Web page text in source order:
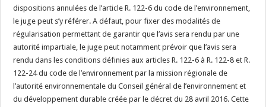
dispositions annulées de l’article R. 122-6 du code de l’environnement,
le juge peut s’y référer. A défaut, pour fixer des modalités de
régularisation permettant de garantir que l’avis sera rendu par une
autorité impartiale, le juge peut notamment prévoir que l’avis sera
rendu dans les conditions définies aux articles R. 122-6 à R. 122-8 et R.
122-24 du code de l’environnement par la mission régionale de
l’autorité environnementale du Conseil général de l’environnement et
du développement durable créée par le décret du 28 avril 2016. Cette